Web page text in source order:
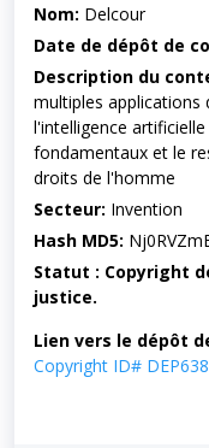
Nom: Delcour
Date de dépôt de
Description du
multiples applications
l'intelligence
fondamentaux et le
droits de l'homme
Secteur: Invention
Hash MD5:
Statut : Copyright
justice.
Lien vers le dépôt
Copyright ID#